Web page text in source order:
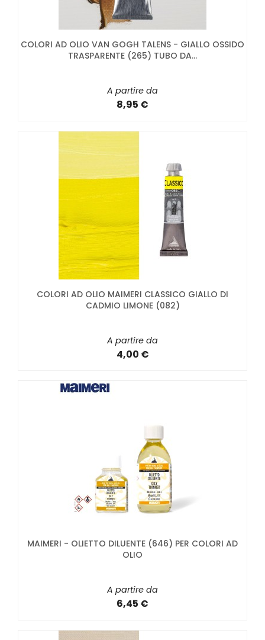
COLORI AD OLIO VAN GOGH TALENS - GIALLO OSSIDO
TRASPARENTE (265) TUBO DA...
A partire da
8,95 €
COLORI AD OLIO MAIMERI CLASSICO GIALLO DI
CADMIO LIMONE (082)
A partire da
4,00 €
MAIMERI - OLIETTO DILUENTE (646) PER COLORI AD
OLIO
A partire da
6,45 €